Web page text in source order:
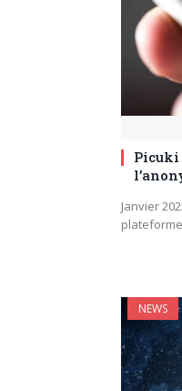
Picuki
Janvier
NEWS